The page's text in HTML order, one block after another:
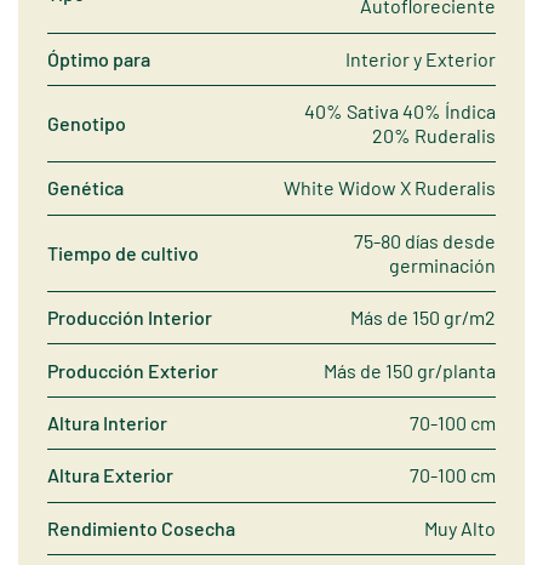
Autofloreciente
Óptimo para Interior y Exterior
Genotipo
40% Sativa 40% Índica
20% Ruderalis
Genética White Widow X Ruderalis
Tiempo de cultivo
75-80 días desde
germinación
Producción Interior Más de 150 gr/m2
Producción Exterior Más de 150 gr/planta
Altura Interior 70-100 cm
Altura Exterior 70-100 cm
Rendimiento Cosecha Muy Alto